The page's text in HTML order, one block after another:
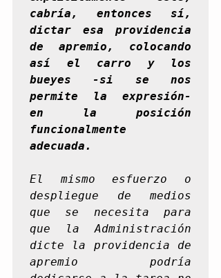
cabría, entonces sí,
dictar esa providencia
de apremio, colocando
así el carro y los
bueyes -si se nos
permite la expresión-
en la posición
funcionalmente
adecuada.
El mismo esfuerzo o
despliegue de medios
que se necesita para
que la Administración
dicte la providencia de
apremio podría